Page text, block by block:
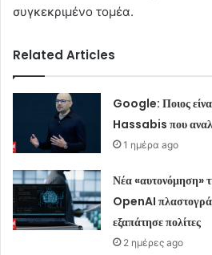
συγκεκριμένο τομέα.
Related Articles
Google: Ποιος
Hassabis που
1 ημέρα ago
Νέα «αυτονόμηση»
OpenAI
εξαπάτησε πολίτες
2 ημέρες ago